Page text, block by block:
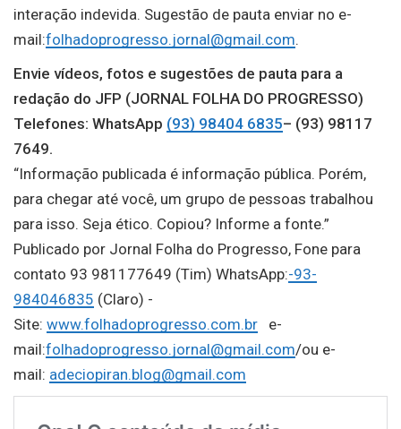
interação indevida. Sugestão de pauta enviar no e-
mail:folhadoprogresso.jornal@gmail.com.
Envie vídeos, fotos e sugestões de pauta para a
redação do JFP (JORNAL FOLHA DO PROGRESSO)
Telefones: WhatsApp (93) 98404 6835– (93) 98117
7649.
“Informação publicada é informação pública. Porém,
para chegar até você, um grupo de pessoas trabalhou
para isso. Seja ético. Copiou? Informe a fonte.”
Publicado por Jornal Folha do Progresso, Fone para
contato 93 981177649 (Tim) WhatsApp:-93-
984046835 (Claro) -
Site: www.folhadoprogresso.com.br e-
mail:folhadoprogresso.jornal@gmail.com/ou e-
mail: adeciopiran.blog@gmail.com